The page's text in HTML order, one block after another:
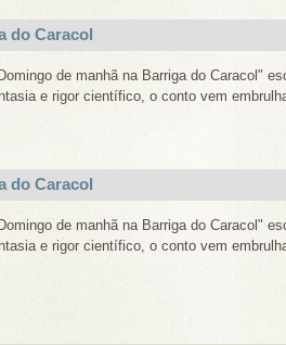
do Caracol
de manhã na Barriga do Caracol"
e rigor científico, o conto vem
do Caracol
de manhã na Barriga do Caracol"
e rigor científico, o conto vem